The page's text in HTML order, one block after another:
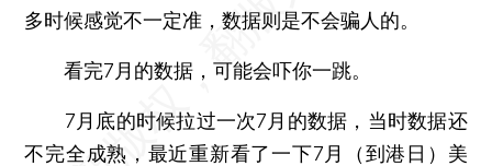
多时候感觉不一定准，数据则是不会骗人的。
看完7月的数据，可能会吓你一跳。
7月底的时候拉过一次7月的数据，当时数据还
不完全成熟，最近重新看了一下7月（到港日）美